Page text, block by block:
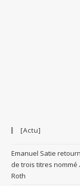
[Actu]
Emanuel Satie
de trois titres nommé
Roth